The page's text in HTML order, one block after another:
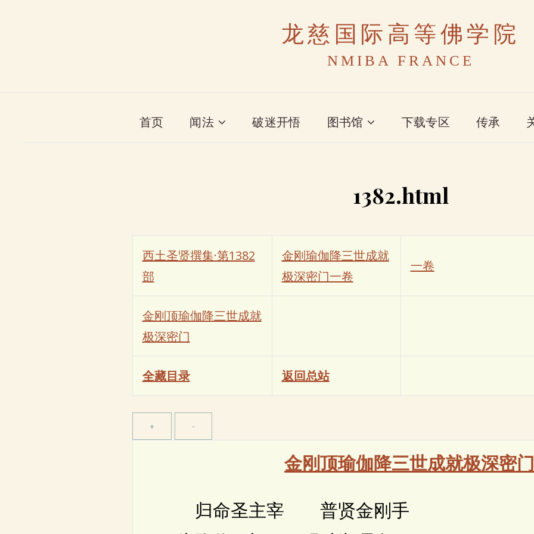
龙慈国际高等佛学院
NMIBA FRANCE
首页 闻法 破迷开悟 图书馆 下载专区 传承
1382.html
西土圣贤撰集·第1382
部
金刚瑜伽降三世成就
极深密门一卷
一卷
金刚顶瑜伽降三世成就
极深密门
全藏目录 返回总站
金刚顶瑜伽降三世成就极深密门
归命圣主宰 普贤金刚手